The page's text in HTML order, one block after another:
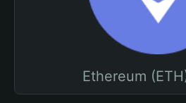
Ethereum